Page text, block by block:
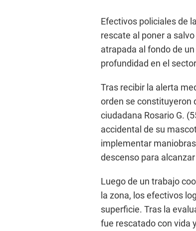
Efectivos policiales de
rescate al poner a
atrapada al fondo de
profundidad en el
Tras recibir la alerta
orden se constituyeron
ciudadana Rosario G.
accidental de su
implementar
descenso para
Luego de un trabajo
la zona, los efectivos
superficie. Tras la
fue rescatado con vida